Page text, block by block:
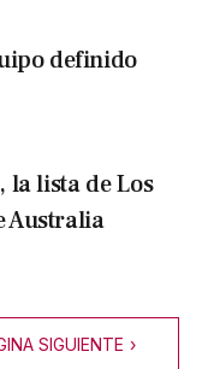
definido
la lista de Los
Australia
SIGUIENTE ›